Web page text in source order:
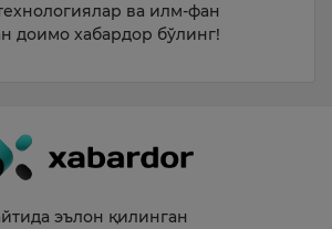
ва илм-фан
доимо хабардор бўлинг!
эълон қилинган